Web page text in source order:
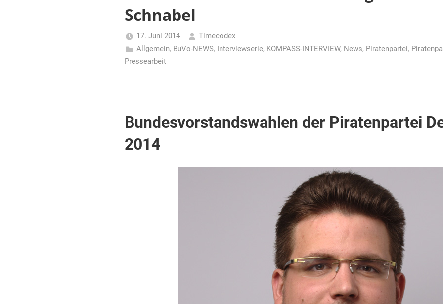
Schnabel
17. Juni 2014
Timecodex
Allgemein, BuVo-NEWS, Interviewserie, KOMPASS-INTERVIEW, News, Piratenpartei,
Pressearbeit
Bundesvorstandswahlen der Piratenpartei
2014